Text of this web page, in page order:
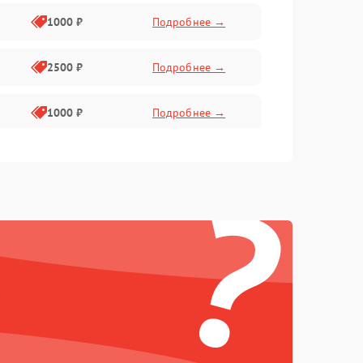
1000 ₽ Подробнее →
2500 ₽ Подробнее →
1000 ₽ Подробнее →
1000 ₽
Подробнее →
?